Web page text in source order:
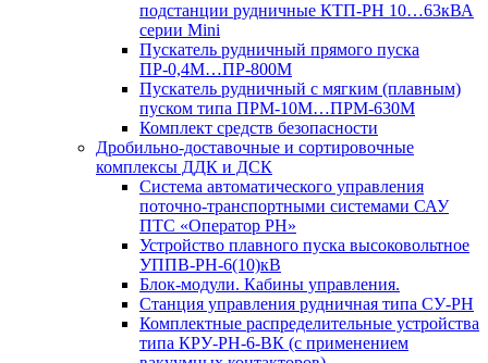
подстанции рудничные КТП-РН 10…63кВА
серии Mini
Пускатель рудничный прямого пуска
ПР-0,4М…ПР-800М
Пускатель рудничный с мягким (плавным)
пуском типа ПРМ-10М…ПРМ-630М
Комплект средств безопасности
Дробильно-доставочные и сортировочные
комплексы ДДК и ДСК
Система автоматического управления
поточно-транспортными системами САУ
ПТС «Оператор РН»
Устройство плавного пуска высоковольтное
УППВ-РН-6(10)кВ
Блок-модули. Кабины управления.
Станция управления рудничная типа СУ-РН
Комплектные распределительные устройства
типа КРУ-РН-6-ВК (с применением